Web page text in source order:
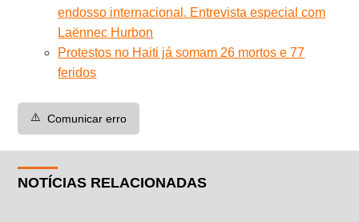
endosso internacional. Entrevista especial com
Laënnec Hurbon
Protestos no Haiti já somam 26 mortos e 77
feridos
⚠️ Comunicar erro
NOTÍCIAS RELACIONADAS